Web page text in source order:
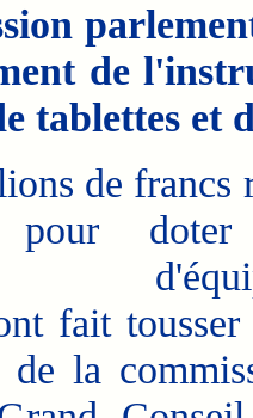
de
tablettes et
de francs
doter
fait
de la